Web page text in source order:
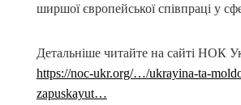
ширшої європейської співпраці у
Детальніше читайте на сайті НОК
https://noc-ukr.org/…/ukrayina-ta-
zapuskayut…